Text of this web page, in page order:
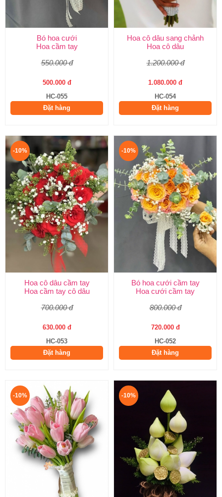
Bó hoa cưới
Hoa cầm tay
550.000 đ
500.000 đ
HC-055
Đặt hàng
Hoa cô dâu sang chảnh
Hoa cô dâu
1.200.000 đ
1.080.000 đ
HC-054
Đặt hàng
-10%
Hoa cô dâu cầm tay
Hoa cầm tay cô dâu
700.000 đ
630.000 đ
HC-053
Đặt hàng
-10%
Bó hoa cưới cầm tay
Hoa cưới cầm tay
800.000 đ
720.000 đ
HC-052
Đặt hàng
-10% -10%